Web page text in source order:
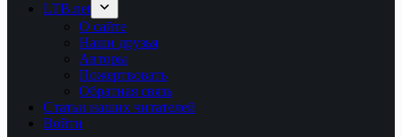
LTB.net
О сайте
Наши друзья
Авторы
Пожертвовать
Обратная связь
Статьи наших читателей
Войти